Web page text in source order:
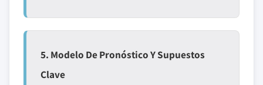
5. Modelo De Pronóstico Y Supuestos
Clave